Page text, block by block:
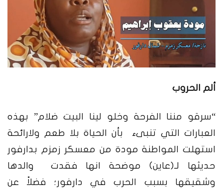
ألم الحروب
“سرقو مننا الفرحة وخلو لينا البيت ضلام” بهذه
العبارات التي تنبىء بأن الحياة بلا طعم ولارائحة
استهلت المواطنة مودة من معسكر زمزم بدارفور
حديثها لـ(عاين) موضحة انها فقدت والدها
وشقيقها بسبب الحرب في دارفور؛ فضلاً عن